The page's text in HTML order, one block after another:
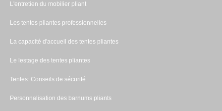
L'entretien du mobilier pliant
Les tentes pliantes professionnelles
La capacité d'accueil des tentes pliantes
Le lestage des tentes pliantes
Tentes: Conseils de sécurité
Personnalisation des barnums pliants